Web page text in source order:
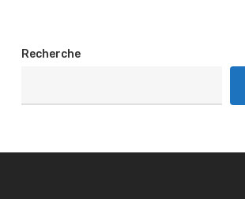
Recherche